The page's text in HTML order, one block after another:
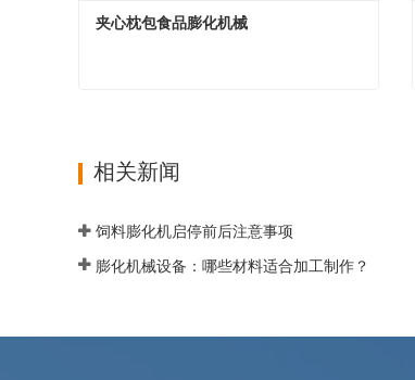
夹心枕包食品膨化机械
相关新闻
饲料膨化机启停前后注意事项
膨化机械设备：哪些材料适合加工制作？